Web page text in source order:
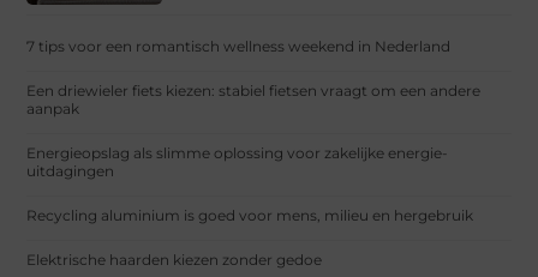
7 tips voor een romantisch wellness weekend in Nederland
Een driewieler fiets kiezen: stabiel fietsen vraagt om een andere
aanpak
Energieopslag als slimme oplossing voor zakelijke energie-
uitdagingen
Recycling aluminium is goed voor mens, milieu en hergebruik
Elektrische haarden kiezen zonder gedoe